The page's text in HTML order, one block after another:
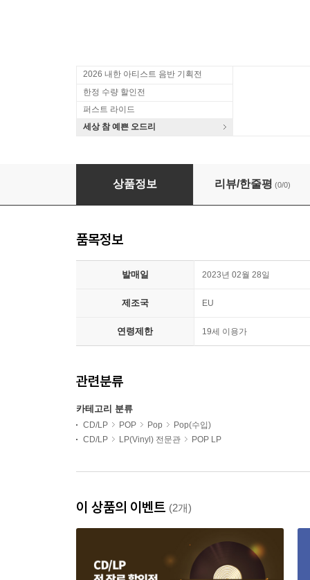
2026 내한 아티스트 음반 기획전
한정 수량 할인전
퍼스트 라이드
세상 참 예쁜 오드리
Ke$ha (Kesha 케샤) - 2집 Warrior [2LP]
상품정보 리뷰/한줄평 (0/0)
품목정보
발매일 2023년 02월 28일
제조국 EU
연령제한 19세 이용가
관련분류
카테고리 분류
CD/LP POP Pop
Pop(수입)
CD/LP
LP(Vinyl) 전문관 POP LP
이 상품의 이벤트 (2개)